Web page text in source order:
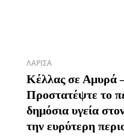
ΛΆΡΙΣΑ
Κέλλας σε Αμυρά
Προστατέψτε το
δημόσια υγεία
την ευρύτερη